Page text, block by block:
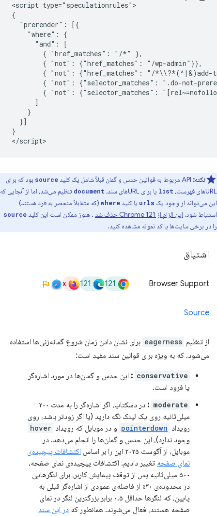
<script type="speculationrules">
{
  "prerender": [{
    "where": {
      "and": [
        { "href_matches": "/*" },
        { "not": {"href_matches": "/wp-admin"}},
{ "not": {"href_matches": "/*\\?*(^|&)add-
{ "not": {"selector_matches": ".do-not-
{ "not": {"selector_matches":
      ]
    }
  }]
}
نکته: API مربوط به قوانین حدس و گمان قبلاً شامل یک کلید source بود که برای
URLهای فهرست،
list یا برای URLهای سند، document تنظیم می‌شد، اما از آنجایی که
این می‌تواند از وجود یک urls یا کلید where (که متقابلاً منحصر به فرد هستند)
استنباط شود، این الزام از Chrome 121 حذف شد . هنوز ممکن است این کلید source
را در برخی سایت‌ها یا کد نمونه مشاهده کنید.
اشتیاق
Browser Support
121
121
x
Source
از تنظیم eagerness برای نشان دادن زمان شروع گمانه‌زنی‌ها استفاده
می‌شود، که به ویژه برای قوانین سند مفید است:
conservative
: این حدس و گمان‌ها در مورد اشاره‌گر
یا فرود است.
moderate
:
در دسکتاپ، اگر اشاره‌گر را به مدت ۲۰۰
میلی‌ثانیه روی یک لینک نگه دارید (یا اگر زودتر باشد، روی
رویداد pointerdown و در موبایل که رویداد hover
وجود ندارد)، این حدس و گمان‌ها را انجام می‌دهد. در
موبایل، از آگوست ۲۰۲۵ این را بر اساس
اکتشافات پیچیده‌ی
نمای صفحه تغییر دادیم. اکتشافات پیچیده‌ی نمای صفحه،
۵۰۰ میلی‌ثانیه پس از توقف پیمایش کاربر، برای لنگرهایی
در محدوده‌ی ۳۰٪ از فاصله‌ی عمودی از اشاره‌گر قبلی به
پایین، که لنگرها حداقل ۰.۵ برابر بزرگترین لنگر در نمای
صفحه هستند، فعال می‌شوند. همانطور که در این سند